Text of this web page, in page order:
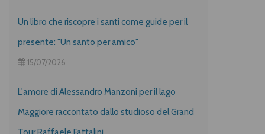
Un libro che riscopre i santi come guide per il
presente: "Un santo per amico"
15/07/2026
L'amore di Alessandro Manzoni per il lago
Maggiore raccontato dallo studioso del Grand